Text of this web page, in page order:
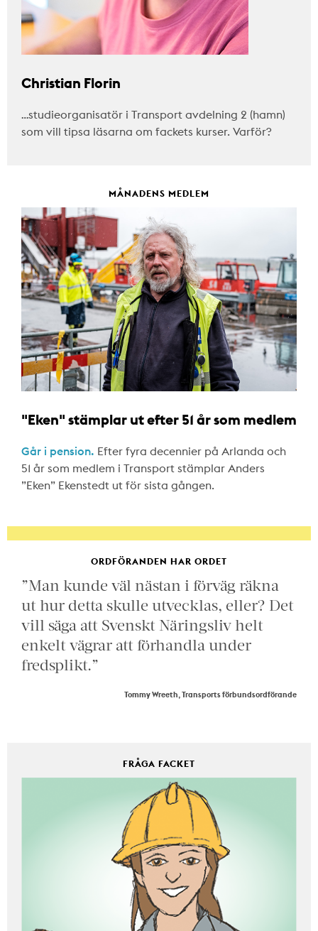
Christian Florin
…studieorganisatör i Transport avdelning 2 (hamn)
som vill tipsa läsarna om fackets kurser. Varför?
MÅNADENS MEDLEM
"Eken" stämplar ut efter 51 år som medlem
Går i pension. Efter fyra decennier på Arlanda och
51 år som medlem i Transport stämplar Anders
”Eken” Ekenstedt ut för sista gången.
ORDFÖRANDEN HAR ORDET
”Man kunde väl nästan i förväg räkna
ut hur detta skulle utvecklas, eller? Det
vill säga att Svenskt Näringsliv helt
enkelt vägrar att förhandla under
fredsplikt.”
Tommy Wreeth, Transports förbundsordförande
FRÅGA FACKET